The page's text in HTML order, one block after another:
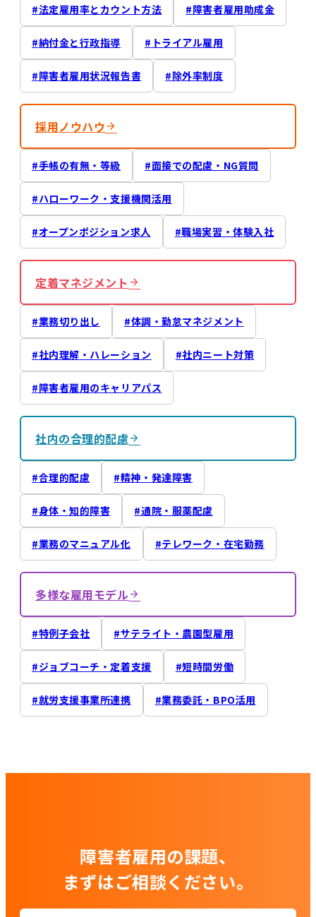
法定雇用率とカウント方法 障害者雇用助成金
納付金と行政指導 トライアル雇用
障害者雇用状況報告書 除外率制度
採用ノウハウ
手帳の有無・等級 面接での配慮・NG質問
ハローワーク・支援機関活用
オープンポジション求人 職場実習・体験入社
定着マネジメント
業務切り出し 体調・勤怠マネジメント
社内理解・ハレーション 社内ニート対策
障害者雇用のキャリアパス
社内の合理的配慮
合理的配慮 精神・発達障害
身体・知的障害 通院・服薬配慮
業務のマニュアル化 テレワーク・在宅勤務
多様な雇用モデル
特例子会社 サテライト・農園型雇用
ジョブコーチ・定着支援 短時間労働
就労支援事業所連携 業務委託・BPO活用
障害者雇用の課題、
まずはご相談ください。